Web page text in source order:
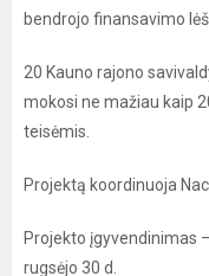
bendrojo finansavimo
20 Kauno rajono
mokosi ne mažiau kaip
teisėmis.
Projektą koordinuoja
Projekto įgyvendinimas
rugsėjo 30 d.